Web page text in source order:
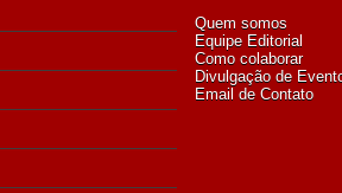
Quem somos
Equipe Editorial
Como colaborar
Divulgação de
Email de Contato